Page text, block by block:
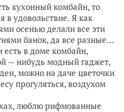
кухонный комбайн, то
в удовольствие. Я как
осенью делали все эти
банок, да все разные…
есть в доме комбайн,
— нибудь модный гаджет,
можно на даче цветочки
прогуляться, воздухом
люблю рифмованные